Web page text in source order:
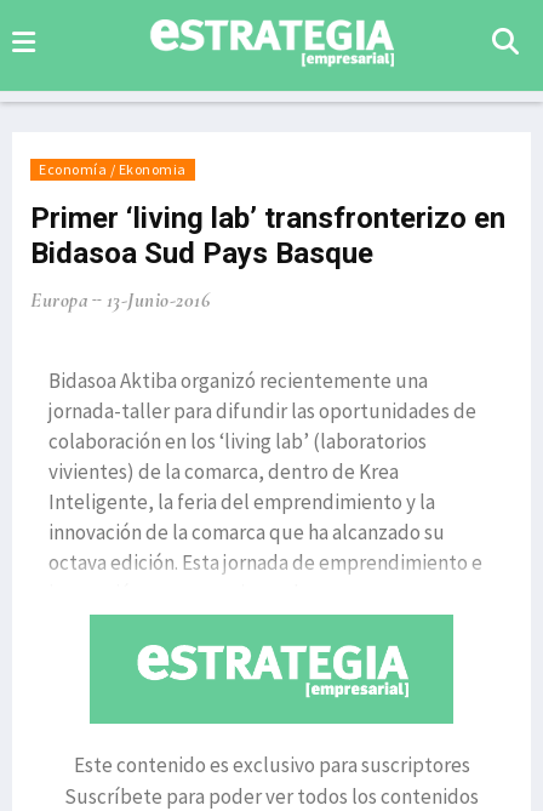
Economía / Ekonomia
Primer ‘living lab’ transfronterizo en
Bidasoa Sud Pays Basque
Europa 13-Junio-2016
Bidasoa Aktiba organizó recientemente una
jornada-taller para difundir las oportunidades de
colaboración en los ‘living lab’ (laboratorios
vivientes) de la comarca, dentro de Krea
Inteligente, la feria del emprendimiento y la
innovación de la comarca que ha alcanzado su
octava edición. Esta jornada de emprendimiento e
Este contenido es exclusivo para suscriptores
Suscríbete para poder ver todos los contenidos